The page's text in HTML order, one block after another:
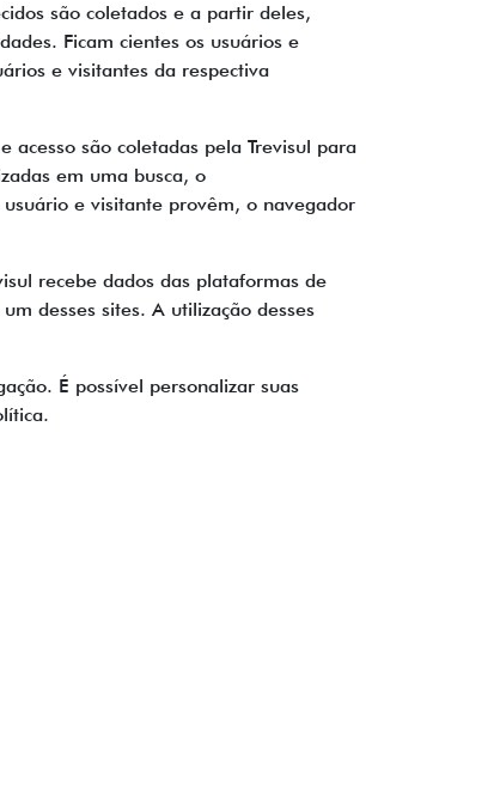
são coletados e a partir deles,
Ficam cientes os usuários e
e visitantes da respectiva
são coletadas pela Trevisul para
em uma busca, o
e visitante provêm, o navegador
recebe dados das plataformas de
desses sites. A utilização desses
É possível personalizar suas